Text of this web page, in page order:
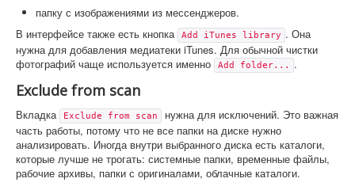
папку с изображениями из мессенджеров.
В интерфейсе также есть кнопка
Add iTunes library . Она
нужна для добавления медиатеки iTunes. Для обычной чистки
фотографий чаще используется именно
Add folder... .
Exclude from scan
Вкладка Exclude from scan
нужна для исключений. Это важная
часть работы, потому что не все папки на диске нужно
анализировать. Иногда внутри выбранного диска есть каталоги,
которые лучше не трогать: системные папки, временные файлы,
рабочие архивы, папки с оригиналами, облачные каталоги.